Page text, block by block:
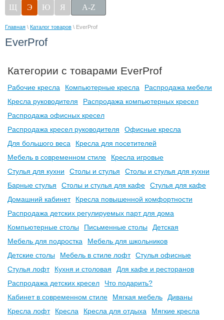
Щ
Э Ю Я A-Z
Главная \ Каталог товаров \ EverProf
EverProf
Категории с товарами EverProf
Рабочие кресла Компьютерные кресла
Распродажа мебели
Кресла руководителя
Распродажа компьютерных кресел
Распродажа офисных кресел
Распродажа кресел руководителя
Офисные кресла
Для большого веса
Кресла для посетителей
Мебель в современном стиле
Кресла игровые
Стулья для кухни
Столы и стулья
Столы и стулья для кухни
Барные стулья
Столы и стулья для кафе
Стулья для кафе
Домашний кабинет
Кресла повышенной комфортности
Распродажа детских регулируемых парт для дома
Компьютерные столы
Письменные столы
Детская
Мебель для подростка
Мебель для школьников
Детские столы
Мебель в стиле лофт
Стулья офисные
Стулья лофт
Кухня и столовая
Для кафе и ресторанов
Распродажа детских кресел
Что подарить?
Кабинет в современном стиле
Мягкая мебель
Диваны
Кресла лофт
Кресла Кресла для отдыха Мягкие кресла